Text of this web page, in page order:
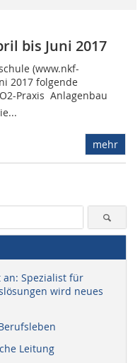
bis Juni 2017
(www.nkf-
2017 folgende
Praxis  Anlagenbau
mehr
Spezialist für
wird neues
Leitung